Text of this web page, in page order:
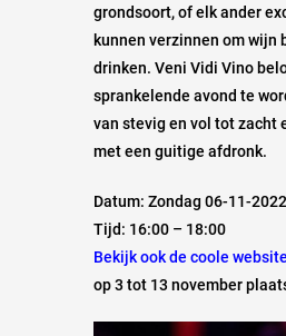
grondsoort, of elk ander
kunnen verzinnen om wijn
drinken. Veni Vidi Vino
sprankelende avond te
van stevig en vol tot zacht
met een guitige afdronk.
Datum: Zondag 06-11-2022
Tijd: 16:00 – 18:00
Bekijk ook de coole
op 3 tot 13 november